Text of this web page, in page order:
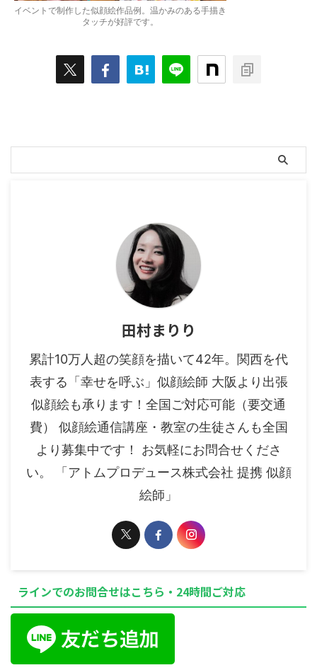
イベントで制作した似顔絵作品例。温かみのある手描き
タッチが好評です。
田村まりり
累計10万人超の笑顔を描いて42年。関西を代
表する「幸せを呼ぶ」似顔絵師 大阪より出張
似顔絵も承ります！全国ご対応可能（要交通
費） 似顔絵通信講座・教室の生徒さんも全国
より募集中です！ お気軽にお問合せくださ
い。 「アトムプロデュース株式会社 提携 似顔
絵師」
ラインでのお問合せはこちら・24時間ご対応